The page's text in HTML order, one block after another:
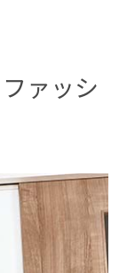
ァッシ